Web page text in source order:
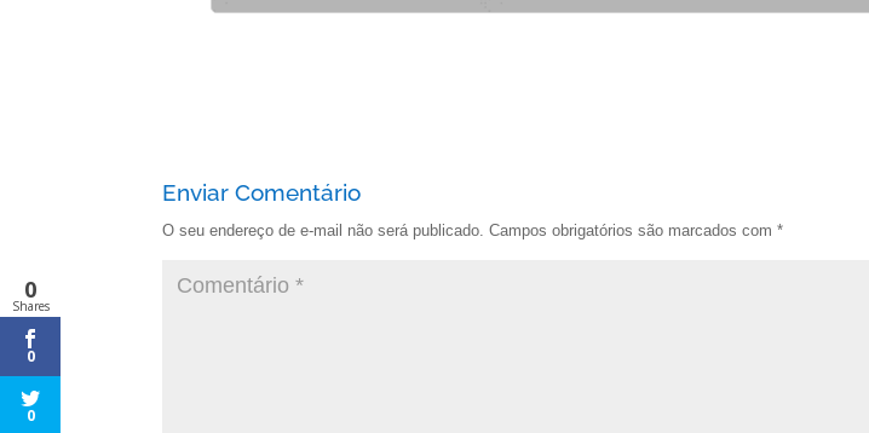
Enviar Comentário
O seu endereço de e-mail não será publicado. Campos obrigatórios são marcados com*
0
Shares
0
0